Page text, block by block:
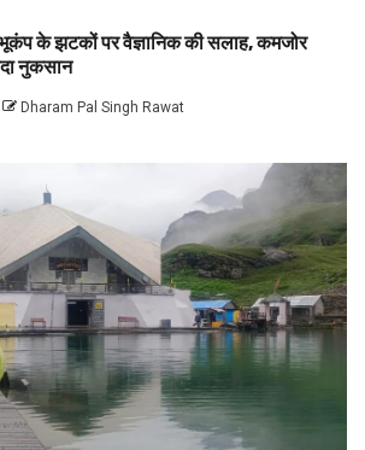
के झटकों पर वैज्ञानिक की सलाह, कमजोर
नुकसान
Dharam Pal Singh Rawat